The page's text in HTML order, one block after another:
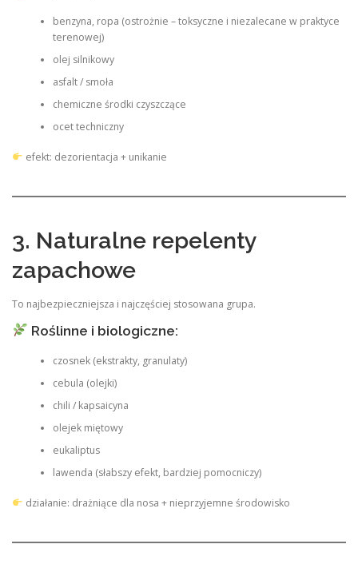
benzyna, ropa (ostrożnie – toksyczne i niezalecane w praktyce
terenowej)
olej silnikowy
asfalt / smoła
chemiczne środki czyszczące
ocet techniczny
efekt: dezorientacja + unikanie
3. Naturalne repelenty
zapachowe
To najbezpieczniejsza i najczęściej stosowana grupa.
Roślinne i biologiczne:
czosnek (ekstrakty, granulaty)
cebula (olejki)
chili / kapsaicyna
olejek miętowy
eukaliptus
lawenda (słabszy efekt, bardziej pomocniczy)
działanie: drażniące dla nosa + nieprzyjemne środowisko